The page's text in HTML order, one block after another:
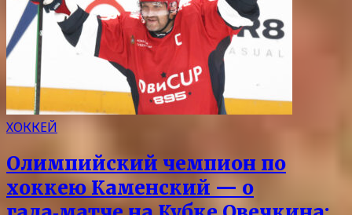
ХОККЕЙ
Олимпийский чемпион по
хоккею Каменский — о